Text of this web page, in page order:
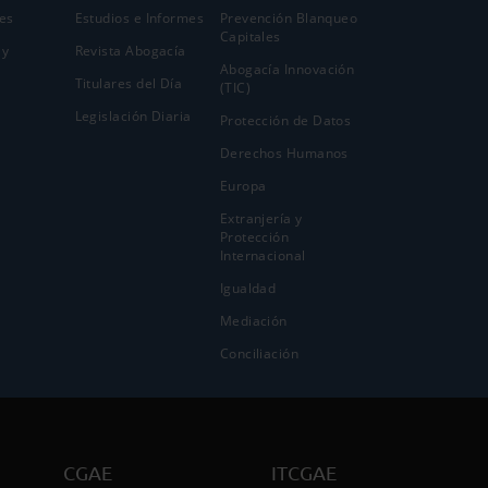
Estudios e Informes
Revista Abogacía
Titulares del Día
Legislación Diaria
Prevención Blanqueo
Capitales
Abogacía Innovación
(TIC)
Protección de Datos
Derechos Humanos
Europa
Extranjería y
Protección
Internacional
Igualdad
Mediación
Conciliación
CGAE ITCGAE